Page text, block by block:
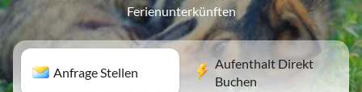
Ferienunterkünften
Anfrage Stellen
Aufenthalt Direkt
Buchen